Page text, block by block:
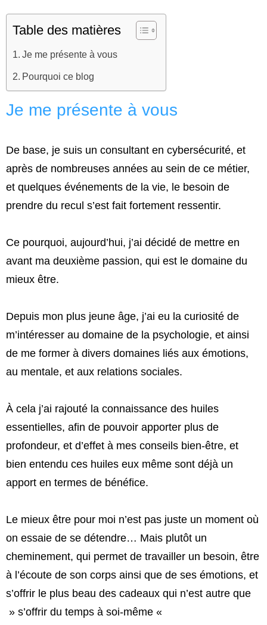
Table des matières
Je me présente à vous
Pourquoi ce blog
Je me présente à vous
De base, je suis un consultant en cybersécurité, et
après de nombreuses années au sein de ce métier,
et quelques événements de la vie, le besoin de
prendre du recul s’est fait fortement ressentir.
Ce pourquoi, aujourd’hui, j’ai décidé de mettre en
avant ma deuxième passion, qui est le domaine du
mieux être.
Depuis mon plus jeune âge, j’ai eu la curiosité de
m’intéresser au domaine de la psychologie, et ainsi
de me former à divers domaines liés aux émotions,
au mentale, et aux relations sociales.
À cela j’ai rajouté la connaissance des huiles
essentielles, afin de pouvoir apporter plus de
profondeur, et d’effet à mes conseils bien-être, et
bien entendu ces huiles eux même sont déjà un
apport en termes de bénéfice.
Le mieux être pour moi n’est pas juste un moment où
on essaie de se détendre… Mais plutôt un
cheminement, qui permet de travailler un besoin, être
à l’écoute de son corps ainsi que de ses émotions, et
s’offrir le plus beau des cadeaux qui n’est autre que
» s’offrir du temps à soi-même «